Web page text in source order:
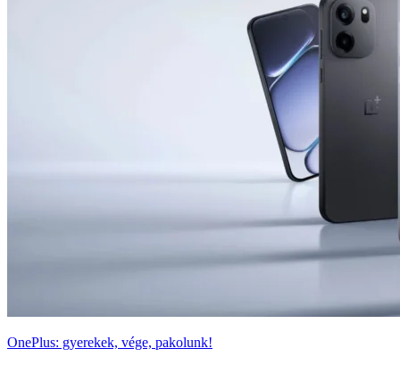
OnePlus: gyerekek, vége, pakolunk!